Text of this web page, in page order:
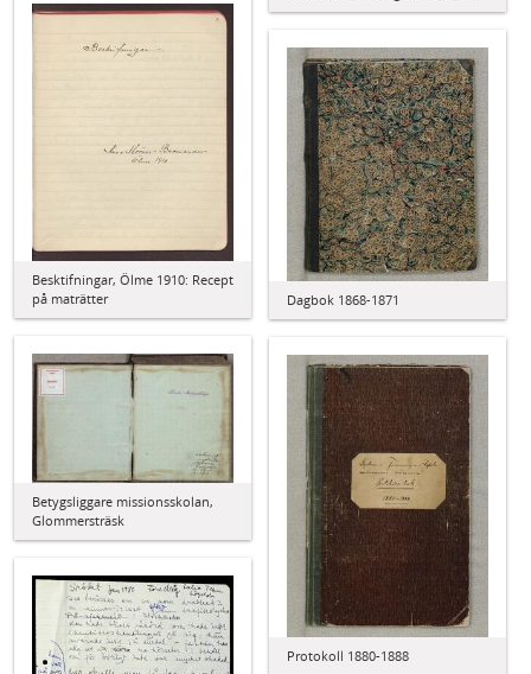
Besktifningar, Ölme 1910: Recept
på maträtter
Dagbok 1868-1871
Betygsliggare missionsskolan,
Glommersträsk
Protokoll 1880-1888